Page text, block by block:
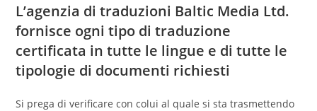
L’agenzia di traduzioni Baltic Media Ltd.
fornisce ogni tipo di traduzione
certificata in tutte le lingue e di tutte le
tipologie di documenti richiesti
Si prega di verificare con colui al quale si sta trasmettendo